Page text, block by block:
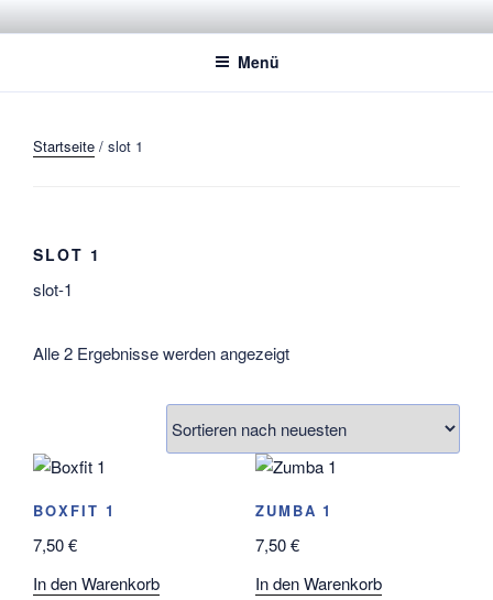
InhaltSTADTSPORTBUND JENA E.V.
Dachverband der Jenaer Sportvereine
Menü
Startseite / slot 1
SLOT 1
slot-1
Alle 2 Ergebnisse werden angezeigtNach
sortiert
BOXFIT 1
7,50€
In den Warenkorb
ZUMBA 1
7,50€
In den Warenkorb